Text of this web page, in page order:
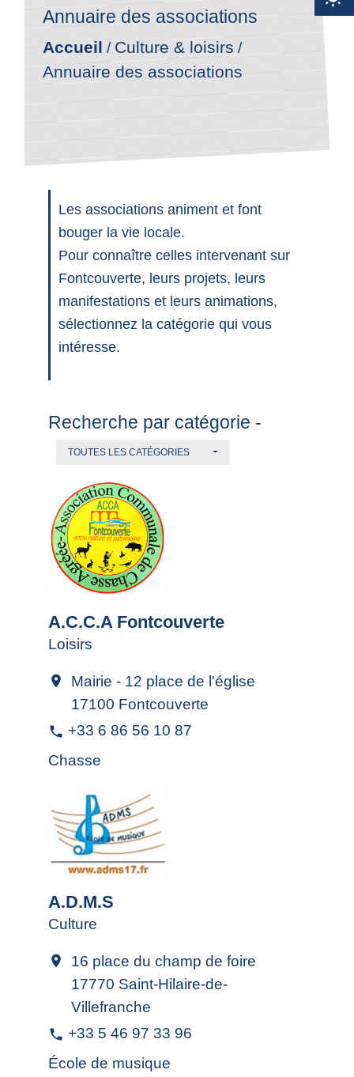
Annuaire des associations
Accueil/ Culture & loisirs /
Annuaire des associations
Les associations animent et font
bouger la vie locale.
Pour connaître celles intervenant sur
Fontcouverte, leurs projets, leurs
manifestations et leurs animations,
sélectionnez la catégorie qui vous
intéresse.
Recherche par catégorie -
TOUTES LES CATÉGORIES
A.C.C.A Fontcouverte
Loisirs
location_on
Mairie - 12 place de l'église
17100 Fontcouverte
phone +33 6 86 56 10 87
Chasse
A.D.M.S
Culture
location_on
16 place du champ de foire
17770 Saint-Hilaire-de-
Villefranche
phone +33 5 46 97 33 96
École de musique